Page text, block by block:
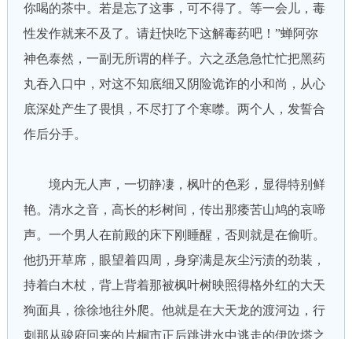
你喝的茶中。若是忘了这事，可不得了。等一会儿，毒
性发作就来不及了。请赶快吃下这解毒药吧！”蝉阿弥
神色泰然，一副无所谓的样子。六之丞急急忙忙把黑药
丸吞入口中，对这不知底细又阴险诡诈的小和尚，从心
底深处产生了畏惧，不尽打了个寒噤。两个人，发誓合
作后分手。
境内无人声，一切静凄，枫叶的色彩，显得特别鲜
艳。清水之音，高长的杉树间，传出那痿苦山鸠的哀啼
声。一个男人在前殿的床下刚睡醒，否则就是在偷听。
他扔开草席，眼望着四周，身穿满是灰尘污渍的劲装，
持着白木杖，背上背着那被枫叶树映照得格外红的大天
狗面具，徐徐地往外爬。他就是在大天龙的渡河边，行
刺那从骏府回来的片桐市正后跳进水中逃走的伊吹塔之